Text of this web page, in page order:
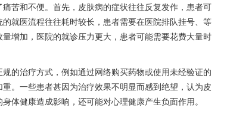
苦和不便。首先，皮肤病的症状往往反复发作，患者可
就医流程往往耗时较长，患者需要在医院排队挂号、等
增加，医院的就诊压力更大，患者可能需要花费大量时
的治疗方式，例如通过网络购买药物或使用未经验证的
。一些患者甚因为治疗效果不明显而感到绝望，认为皮
体健康造成影响，还可能对心理健康产生负面作用。